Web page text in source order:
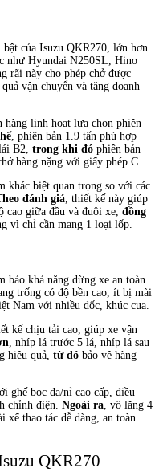
của Isuzu QKR270, lớn hơn
như Hyundai N250SL, Hino
rãi này cho phép chở được
vận chuyển và tăng doanh
hàng linh hoạt lựa chọn phiên
, phiên bản 1.9 tấn phù hợp
B2, trong khi đó phiên bản
hàng nặng với giấy phép C.
khác biệt quan trọng so với các
đánh giá, thiết kế này giúp
cao giữa đầu và đuôi xe, đồng
vì chỉ cần mang 1 loại lốp.
bảo khả năng dừng xe an toàn
trống có độ bền cao, ít bị mài
Nam với nhiều dốc, khúc cua.
kế chịu tải cao, giúp xe vận
, nhíp lá trước 5 lá, nhíp lá sau
hiệu quả, từ đó bảo vệ hàng
ghế bọc da/nỉ cao cấp, điều
chỉnh điện. Ngoài ra , vô lăng 4
xế thao tác dễ dàng, an toàn
QKR270